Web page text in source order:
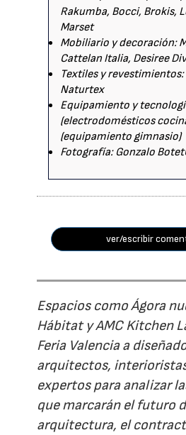
Rakumba, Bocci, Brokis,
Marset
Mobiliario y decoración:
Cattelan Italia, Desiree
Textiles y revestimientos:
Naturtex
Equipamiento y
(electrodomésticos
(equipamiento gimnasio)
Fotografía: Gonzalo
ver/escribir
Espacios como Ágora
Hábitat y AMC Kitchen
Feria Valencia a
arquitectos,
expertos para analizar
que marcarán el futuro
arquitectura, el